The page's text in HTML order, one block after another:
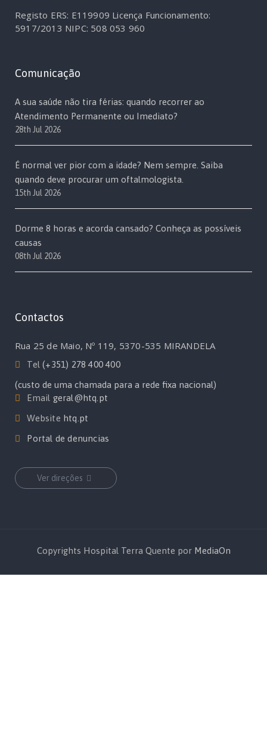
Registo ERS: E119909 Licença Funcionamento:
5917/2013 NIPC: 508 053 960
Comunicação
A sua saúde não tira férias: quando recorrer ao
Atendimento Permanente ou Imediato?
28th Jul 2026
É normal ver pior com a idade? Nem sempre. Saiba
quando deve procurar um oftalmologista.
15th Jul 2026
Dorme 8 horas e acorda cansado? Conheça as possíveis
causas
08th Jul 2026
Contactos
Rua 25 de Maio, Nº 119, 5370-535 MIRANDELA
Tel(+351) 278 400 400
(custo de uma chamada para a rede fixa nacional)
Email geral@htq.pt
Website htq.pt
Portal de denuncias
Ver direções
Copyrights Hospital Terra Quente por MediaOn